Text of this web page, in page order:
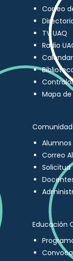
Correo
TV UAQ
Radio
Mapa
Alumnos
Correo
Solicitud
Educación